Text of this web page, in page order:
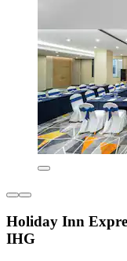
Holiday Inn
IHG